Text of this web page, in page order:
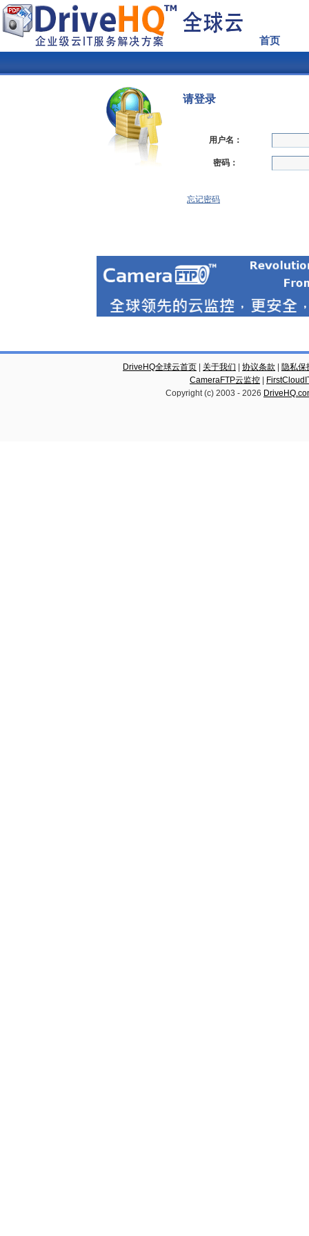
首页
请登录
用户名：
密码：
忘记密码
DriveHQ全球云首页 关于我们 协议条款
隐私保
CameraFTP云监控
Copyright (c) 2003 - 2026